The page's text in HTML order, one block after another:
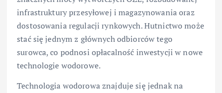
infrastruktury przesyłowej i magazynowania oraz
dostosowania regulacji rynkowych. Hutnictwo może
stać się jednym z głównych odbiorców tego
surowca, co podnosi opłacalność inwestycji w nowe
technologie wodorowe.
Technologia wodorowa znajduje się jednak na